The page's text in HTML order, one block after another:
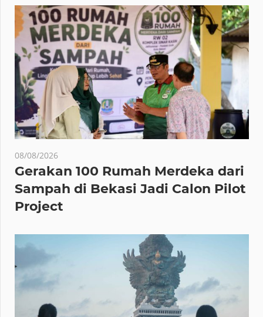
08/08/2026
Gerakan 100 Rumah Merdeka dari
Sampah di Bekasi Jadi Calon Pilot
Project